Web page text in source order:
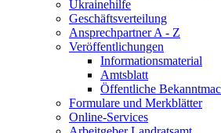
Ukrainehilfe
Geschäftsverteilung
Ansprechpartner A - Z
Veröffentlichungen
Informationsmaterial
Amtsblatt
Öffentliche
Formulare und Merkblätter
Online-Services